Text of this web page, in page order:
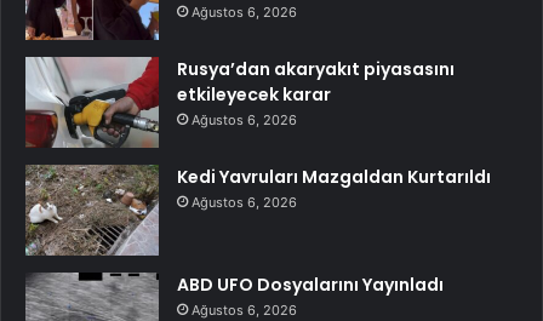
Ağustos 6, 2026
Rusya’dan akaryakıt piyasasını
etkileyecek karar
Ağustos 6, 2026
Kedi Yavruları Mazgaldan Kurtarıldı
Ağustos 6, 2026
ABD UFO Dosyalarını Yayınladı
Ağustos 6, 2026